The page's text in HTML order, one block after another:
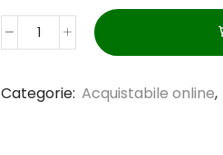
GRISSINI
SESAMO
quantità
Categorie: Acquistabile online,